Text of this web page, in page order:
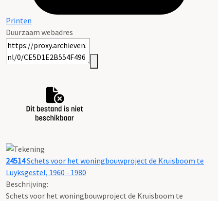
Printen
Duurzaam webadres
24514Schets voor het woningbouwproject de Kruisboom te
Luyksgestel, 1960 - 1980
Beschrijving:
Schets voor het woningbouwproject de Kruisboom te